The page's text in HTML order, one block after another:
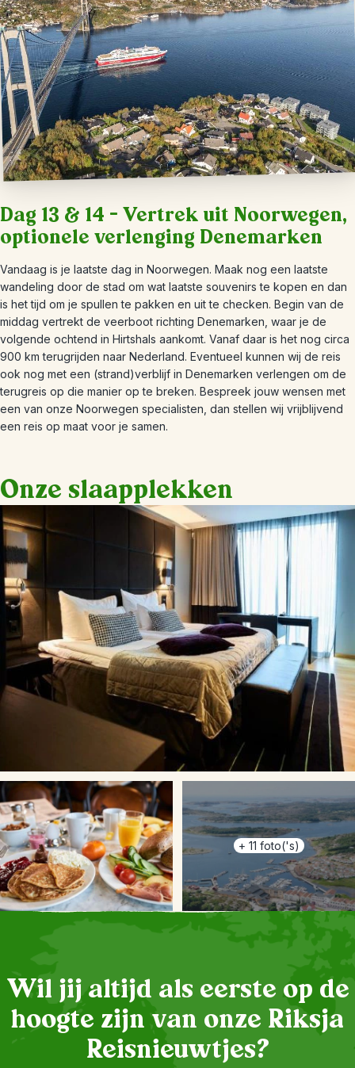
Dag 13 & 14 – Vertrek uit Noorwegen,
optionele verlenging Denemarken
Vandaag is je laatste dag in Noorwegen. Maak nog een laatste
wandeling door de stad om wat laatste souvenirs te kopen en dan
is het tijd om je spullen te pakken en uit te checken. Begin van de
middag vertrekt de veerboot richting Denemarken, waar je de
volgende ochtend in Hirtshals aankomt. Vanaf daar is het nog circa
900 km terugrijden naar Nederland. Eventueel kunnen wij de reis
ook nog met een (strand)verblijf in Denemarken verlengen om de
terugreis op die manier op te breken. Bespreek jouw wensen met
een van onze Noorwegen specialisten, dan stellen wij vrijblijvend
een reis op maat voor je samen.
Onze slaapplekken
+ 11 foto('s)
Wil jij altijd als eerste op de
hoogte zijn van onze Riksja
Reisnieuwtjes?